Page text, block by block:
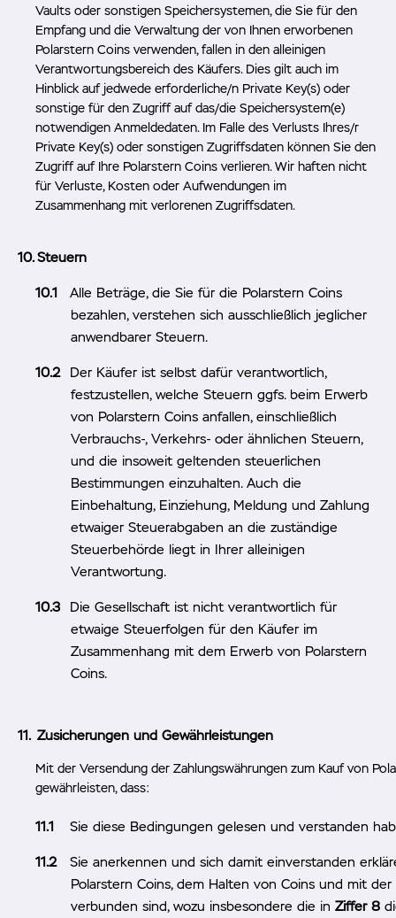
Vaults oder sonstigen Speichersystemen, die Sie für den
Empfang und die Verwaltung der von Ihnen erworbenen
Polarstern Coins verwenden, fallen in den alleinigen
Verantwortungsbereich des Käufers. Dies gilt auch im
Hinblick auf jedwede erforderliche/n Private Key(s) oder
sonstige für den Zugriff auf das/die Speichersystem(e)
notwendigen Anmeldedaten. Im Falle des Verlusts Ihres/r
Private Key(s) oder sonstigen Zugriffsdaten können Sie den
Zugriff auf Ihre Polarstern Coins verlieren. Wir haften nicht
für Verluste, Kosten oder Aufwendungen im
Zusammenhang mit verlorenen Zugriffsdaten.
Steuern
Alle Beträge, die Sie für die Polarstern Coins
bezahlen, verstehen sich ausschließlich jeglicher
anwendbarer Steuern.
Der Käufer ist selbst dafür verantwortlich,
festzustellen, welche Steuern ggfs. beim Erwerb
von Polarstern Coins anfallen, einschließlich
Verbrauchs-, Verkehrs- oder ähnlichen Steuern,
und die insoweit geltenden steuerlichen
Bestimmungen einzuhalten. Auch die
Einbehaltung, Einziehung, Meldung und Zahlung
etwaiger Steuerabgaben an die zuständige
Steuerbehörde liegt in Ihrer alleinigen
Verantwortung.
Die Gesellschaft ist nicht verantwortlich für
etwaige Steuerfolgen für den Käufer im
Zusammenhang mit dem Erwerb von Polarstern
Coins.
Zusicherungen und Gewährleistungen
Mit der Versendung der Zahlungswährungen zum Kauf von
gewährleisten, dass:
Sie diese Bedingungen gelesen und verstanden
Sie anerkennen und sich damit einverstanden
Polarstern Coins, dem Halten von Coins und mit
verbunden sind, wozu insbesondere die in Ziffer 8